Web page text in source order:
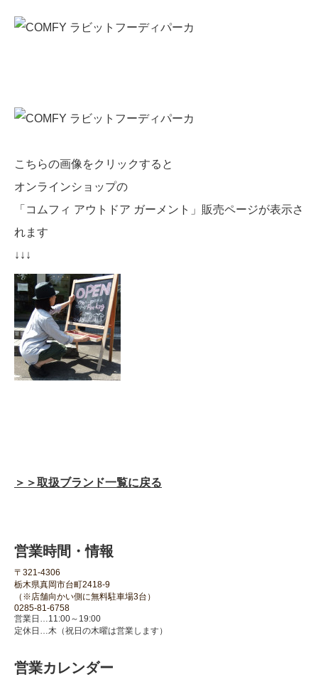
こちらの画像をクリックすると
オンラインショップの
「コムフィ アウトドア ガーメント」販売ページが表示さ
れます
↓↓↓
＞＞取扱ブランド一覧に戻る
営業時間・情報
〒321-4306
栃木県真岡市台町2418-9
（※店舗向かい側に無料駐車場3台）
0285-81-6758
営業日…11:00～19:00
定休日…木（祝日の木曜は営業します）
営業カレンダー